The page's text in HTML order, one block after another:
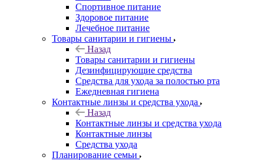
Спортивное питание
Здоровое питание
Лечебное питание
Товары санитарии и гигиены
Назад
Товары санитарии и гигиены
Дезинфицирующие средства
Средства для ухода за полостью рта
Ежедневная гигиена
Контактные линзы и средства ухода
Назад
Контактные линзы и средства ухода
Контактные линзы
Средства ухода
Планирование семьи